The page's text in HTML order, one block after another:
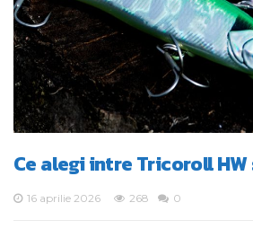
Ce alegi intre Tricoroll HW
16 aprilie 2026 268 0